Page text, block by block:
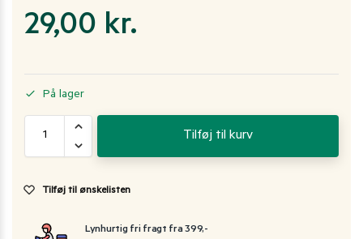
29,00 kr.
På lager
Tilføj til kurv
Tilføj til ønskelisten
Lynhurtig fri fragt fra 399,-